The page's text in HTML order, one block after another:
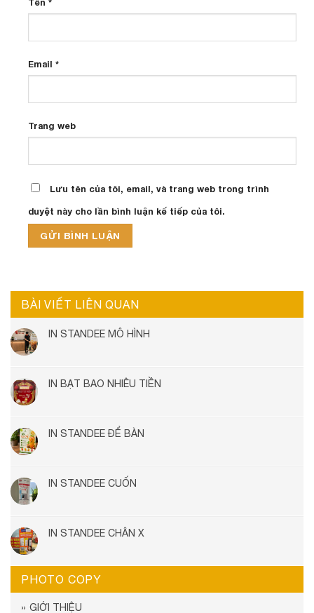
Tên *
Email *
Trang web
Lưu tên của tôi, email, và trang web trong trình
duyệt này cho lần bình luận kế tiếp của tôi.
BÀI VIẾT LIÊN QUAN
IN STANDEE MÔ HÌNH
IN BẠT BAO NHIÊU TIỀN
IN STANDEE ĐỂ BÀN
IN STANDEE CUỐN
IN STANDEE CHÂN X
PHOTO COPY
GIỚI THIỆU